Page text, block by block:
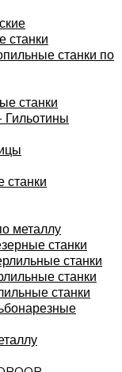
станки
станки по
станки
металлу
станки
станки
станки
станки